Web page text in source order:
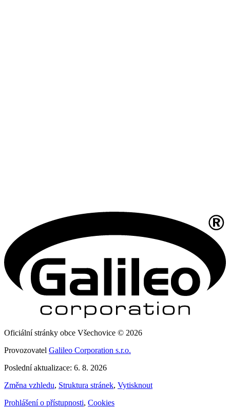
Oficiální stránky obce Všechovice © 2026
Provozovatel Galileo Corporation s.r.o.
Poslední aktualizace: 6. 8. 2026
Změna vzhledu, Struktura stránek, Vytisknout
Prohlášení o přístupnosti, Cookies